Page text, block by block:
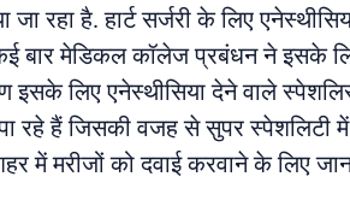
रहा है. हार्ट सर्जरी के लिए
बार मेडिकल कॉलेज प्रबंधन ने इसके
इसके लिए एनेस्थीसिया देने वाले
रहे हैं जिसकी वजह से सुपर स्पेशलिटी में
में मरीजों को दवाई करवाने के लिए